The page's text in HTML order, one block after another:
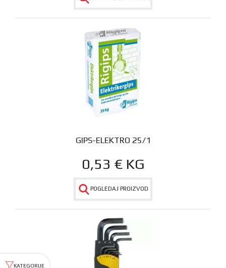
GIPS-ELEKTRO 25/1
0,53 € KG
POGLEDAJ PROIZVOD